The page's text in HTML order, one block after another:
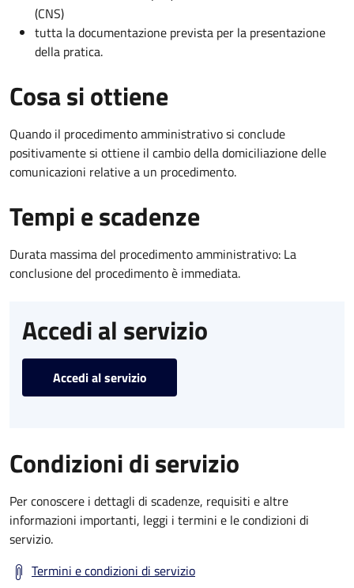
(CNS)
tutta la documentazione prevista per la presentazione
della pratica.
Cosa si ottiene
Quando il procedimento amministrativo si conclude
positivamente si ottiene il cambio della domiciliazione delle
comunicazioni relative a un procedimento.
Tempi e scadenze
Durata massima del procedimento amministrativo: La
conclusione del procedimento è immediata.
Accedi al servizio
Accedi al servizio
Condizioni di servizio
Per conoscere i dettagli di scadenze, requisiti e altre
informazioni importanti, leggi i termini e le condizioni di
servizio.
Termini e condizioni di servizio